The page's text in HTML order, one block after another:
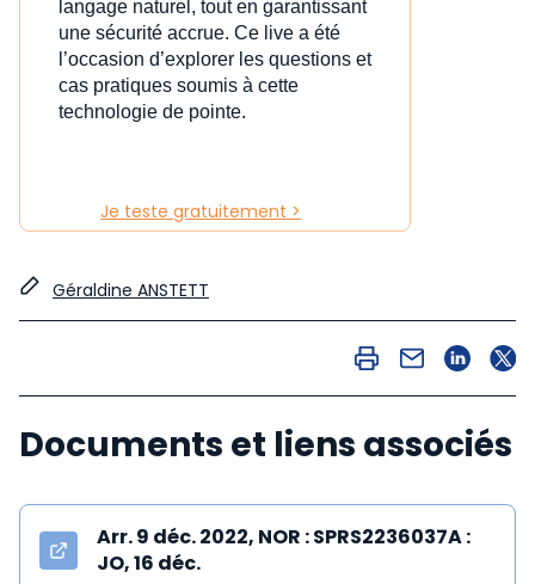
langage naturel, tout en garantissant
une sécurité accrue. Ce live a été
l’occasion d’explorer les questions et
cas pratiques soumis à cette
technologie de pointe.
Je teste gratuitement >
Géraldine ANSTETT
Documents et liens associés
Arr. 9 déc. 2022, NOR : SPRS2236037A :
JO, 16 déc.